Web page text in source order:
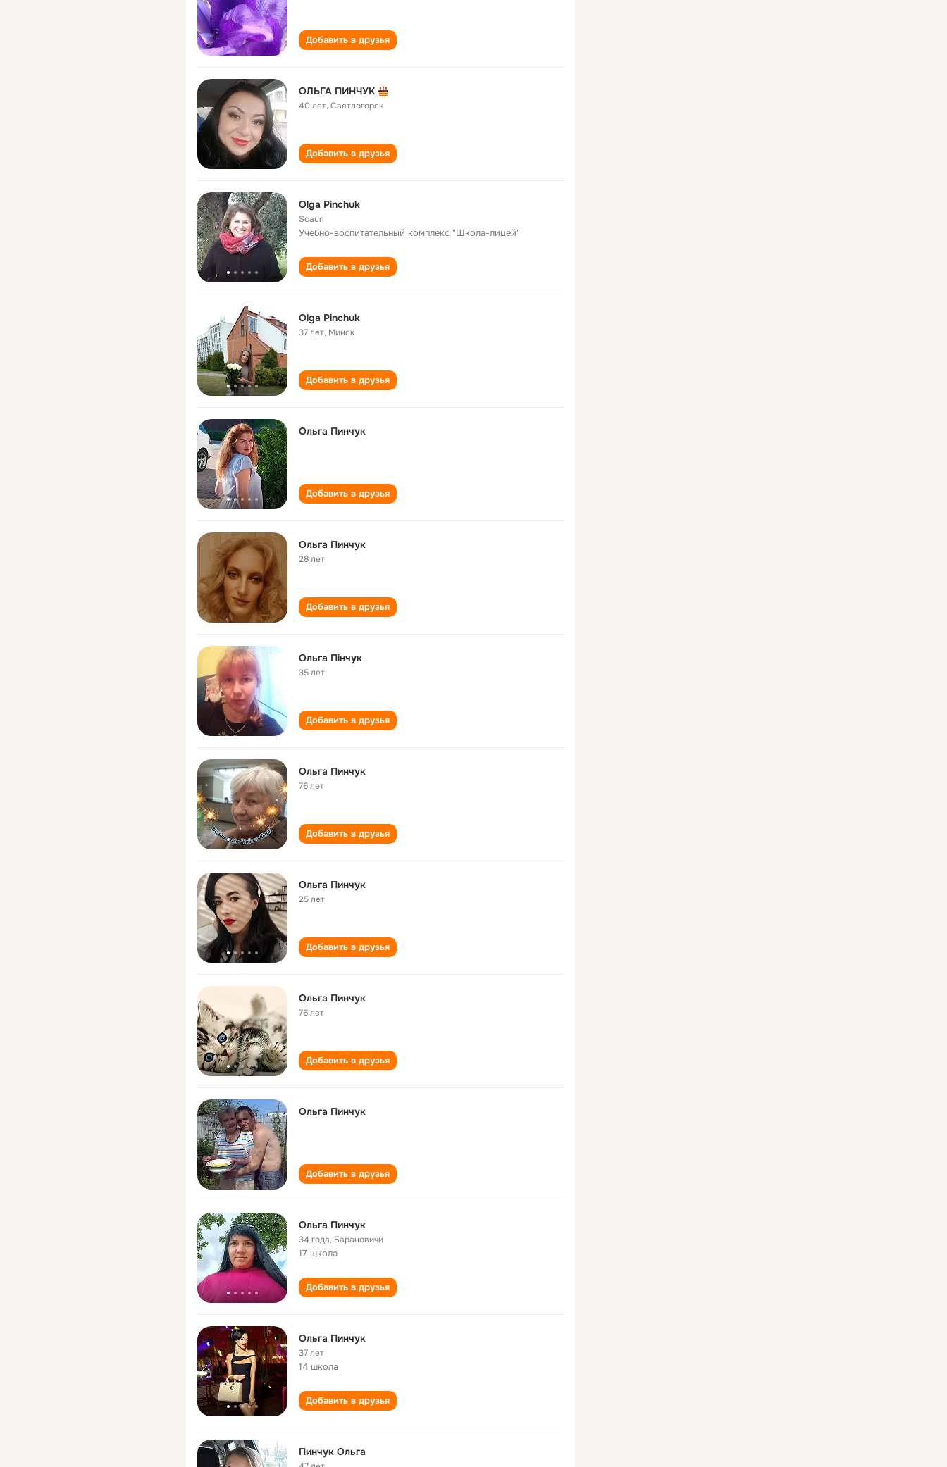
Добавить в друзья
ОЛЬГА ПИНЧУК
40 лет,Светлогорск
Добавить в друзья
Olga Pinchuk
Scauri
Учебно-воспитательный комплекс "Школа-лицей"
Добавить в друзья
Olga Pinchuk
37 лет, Минск
Добавить в друзья
Ольга Пинчук
Добавить в друзья
Ольга Пинчук
28 лет
Добавить в друзья
Ольга Пiнчук
35 лет
Добавить в друзья
Ольга Пинчук
76 лет
Добавить в друзья
Ольга Пинчук
25 лет
Добавить в друзья
Ольга Пинчук
76 лет
Добавить в друзья
Ольга Пинчук
Добавить в друзья
Ольга Пинчук
34 года, Барановичи
17 школа
Добавить в друзья
Ольга Пинчук
37 лет
14 школа
Добавить в друзья
Пинчук Ольга